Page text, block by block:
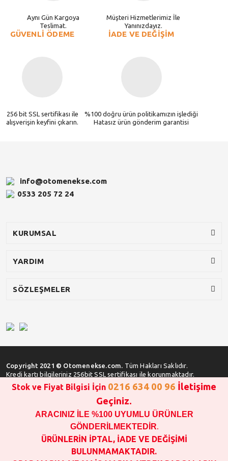
Aynı Gün Kargoya
Teslimat.
Müşteri Hizmetlerimiz İle
Yanınızdayız.
GÜVENLİ ÖDEME
256 bit SSL sertifikası ile
alışverişin keyfini çıkarın.
İADE VE DEĞİŞİM
%100 doğru ürün politikamızın işlediği
Hatasız ürün gönderim garantisi
info@otomenekse.com
0533 205 72 24
KURUMSAL
YARDIM
SÖZLEŞMELER
Copyright 2021 © Otomenekse.com. Tüm Hakları Saklıdır.
Kredi kartı bilgileriniz 256bit SSL sertifikası ile korunmaktadır.
SATIN ALMA İŞLEMİ YAPMADAN ÖNCE
STOK VE FİYAT BİLGİSİ ALINIZ !!!
1000 TL VE ÜSTÜ SİPARİŞ VERİLEBİLİR!!!
OPAR MARKA VE MAİS MARKA YEDEK PARÇALARIN
GARANTİSİ YOKTUR!!!!!!!!!!!
Stok ve Fiyat Bilgisi İçin 0216 634 00 96 İletişime
Geçiniz.
ARACINIZ İLE %100 UYUMLU ÜRÜNLER
GÖNDERİLMEKTEDİR.
ÜRÜNLERİN İPTAL, İADE VE DEĞİŞİMİ
BULUNMAMAKTADIR.